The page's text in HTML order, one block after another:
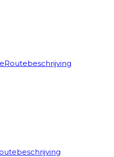
Routebeschrijving